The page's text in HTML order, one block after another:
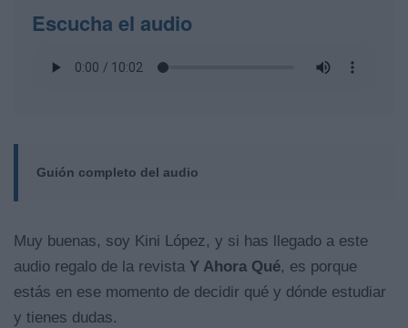
Escucha el audio
Guión completo del audio
Muy buenas, soy Kini López, y si has llegado a este
audio regalo de la revista Y Ahora Qué, es porque
estás en ese momento de decidir qué y dónde estudiar
y tienes dudas.